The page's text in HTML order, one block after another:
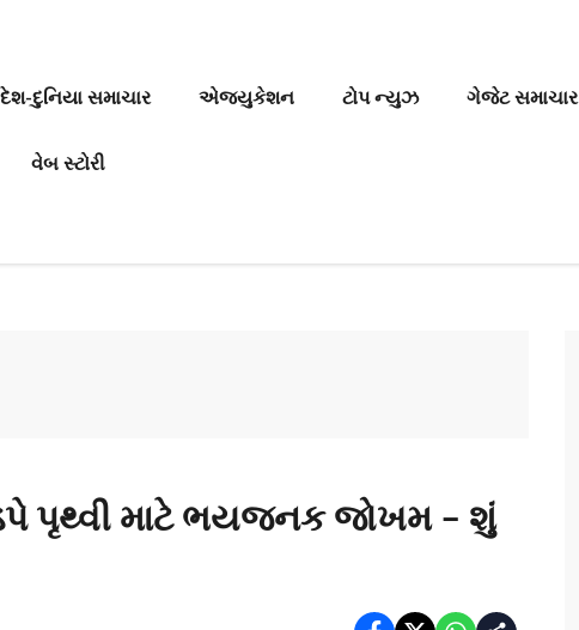
દેશ-દુનિયા સમાચાર એજ્યુકેશન ટોપ ન્યુઝ ગેજેટ સમાચાર
વેબ સ્ટોરી
પૃથ્વી માટે ભયજનક જોખમ – શું